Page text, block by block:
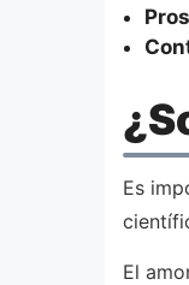
Pros
Es
El